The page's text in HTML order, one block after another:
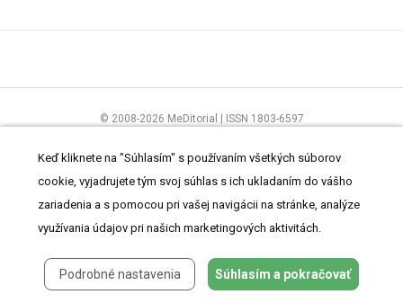
© 2008-2026 MeDitorial | ISSN 1803-6597
ČítajteprehlásenieaZásady spracovania osobných údajov
Keď kliknete na "Súhlasím" s používaním všetkých súborov
cookie, vyjadrujete tým svoj súhlas s ich ukladaním do vášho
zariadenia a s pomocou pri vašej navigácii na stránke, analýze
využívania údajov pri našich marketingových aktivitách.
Podrobné nastavenia Súhlasím a pokračovať